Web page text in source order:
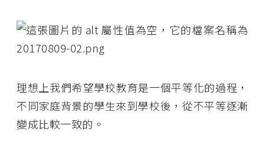
理想上我們希望學校教育是一個平等化的過程，
不同家庭背景的學生來到學校後，從不平等逐漸
變成比較一致的。